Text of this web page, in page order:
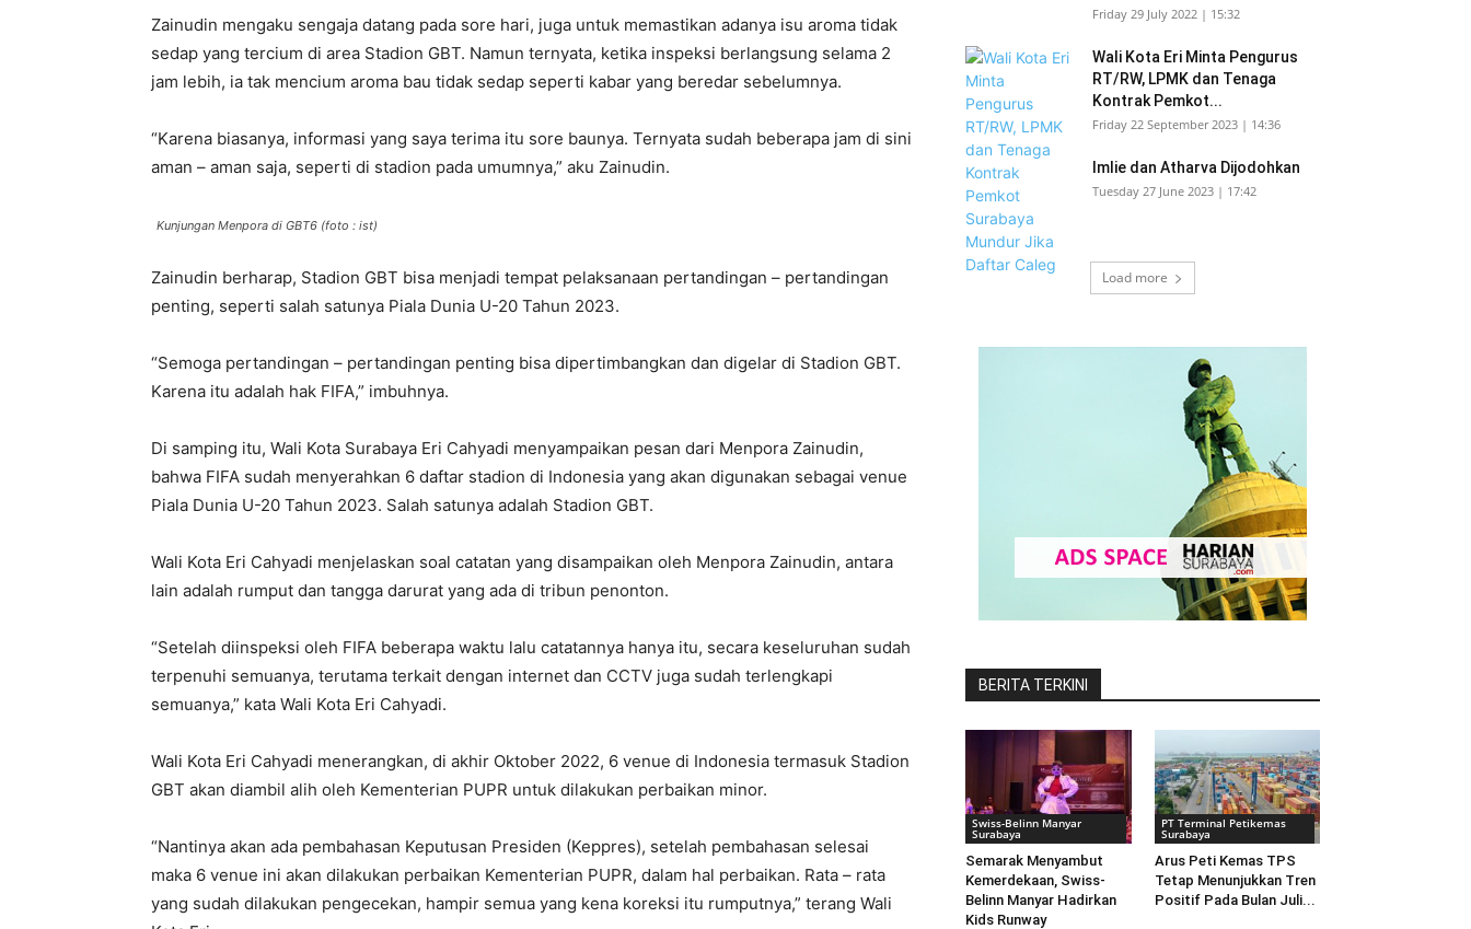
Zainudin mengaku sengaja datang pada sore hari, juga untuk memastikan adanya isu aroma tidak
sedap yang tercium di area Stadion GBT. Namun ternyata, ketika inspeksi berlangsung selama 2
jam lebih, ia tak mencium aroma bau tidak sedap seperti kabar yang beredar sebelumnya.
“Karena biasanya, informasi yang saya terima itu sore baunya. Ternyata sudah beberapa jam di sini
aman – aman saja, seperti di stadion pada umumnya,” aku Zainudin.
Kunjungan Menpora di GBT6 (foto : ist)
Zainudin berharap, Stadion GBT bisa menjadi tempat pelaksanaan pertandingan – pertandingan
penting, seperti salah satunya Piala Dunia U-20 Tahun 2023.
“Semoga pertandingan – pertandingan penting bisa dipertimbangkan dan digelar di Stadion GBT.
Karena itu adalah hak FIFA,” imbuhnya.
Di samping itu, Wali Kota Surabaya Eri Cahyadi menyampaikan pesan dari Menpora Zainudin,
bahwa FIFA sudah menyerahkan 6 daftar stadion di Indonesia yang akan digunakan sebagai venue
Piala Dunia U-20 Tahun 2023. Salah satunya adalah Stadion GBT.
Wali Kota Eri Cahyadi menjelaskan soal catatan yang disampaikan oleh Menpora Zainudin, antara
lain adalah rumput dan tangga darurat yang ada di tribun penonton.
“Setelah diinspeksi oleh FIFA beberapa waktu lalu catatannya hanya itu, secara keseluruhan sudah
terpenuhi semuanya, terutama terkait dengan internet dan CCTV juga sudah terlengkapi
semuanya,” kata Wali Kota Eri Cahyadi.
Wali Kota Eri Cahyadi menerangkan, di akhir Oktober 2022, 6 venue di Indonesia termasuk Stadion
GBT akan diambil alih oleh Kementerian PUPR untuk dilakukan perbaikan minor.
“Nantinya akan ada pembahasan Keputusan Presiden (Keppres), setelah pembahasan selesai
maka 6 venue ini akan dilakukan perbaikan Kementerian PUPR, dalam hal perbaikan. Rata – rata
yang sudah dilakukan pengecekan, hampir semua yang kena koreksi itu rumputnya,” terang Wali
Friday 29 July 2022 | 15:32
Wali Kota Eri Minta Pengurus
RT/RW, LPMK dan Tenaga
Kontrak Pemkot...
Friday 22 September 2023 | 14:36
Imlie dan Atharva Dijodohkan
Tuesday 27 June 2023 | 17:42
Load more
BERITA TERKINI
Swiss-Belinn Manyar
Surabaya
Semarak Menyambut
Kemerdekaan, Swiss-
Belinn Manyar Hadirkan
Kids Runway
PT Terminal Petikemas
Surabaya
Arus Peti Kemas TPS
Tetap Menunjukkan Tren
Positif Pada Bulan Juli...